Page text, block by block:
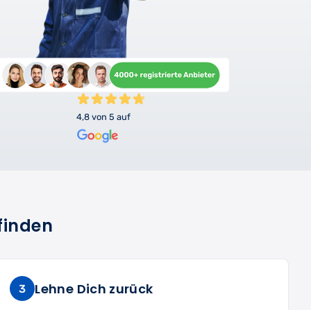
4,8 von 5 auf
3 Lehne Dich zurück